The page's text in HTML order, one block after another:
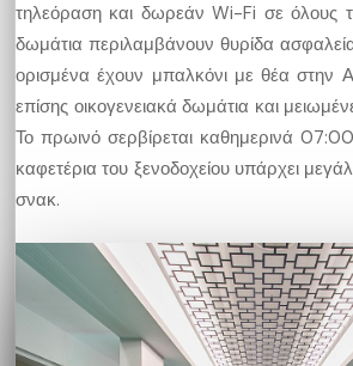
τηλεόραση και δωρεάν Wi-Fi σε όλους
δωμάτια περιλαμβάνουν θυρίδα
ορισμένα έχουν μπαλκόνι με θέα στην
επίσης οικογενειακά δωμάτια και
Το πρωινό σερβίρεται καθημερινά
καφετέρια του ξενοδοχείου υπάρχει
σνακ.